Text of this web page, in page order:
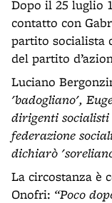
Dopo il 25 luglio
contatto con
partito socialista
del partito
Luciano
'badogliano',
dirigenti
federazione
dichiarò
La circostanza è
Onofri: “Poco